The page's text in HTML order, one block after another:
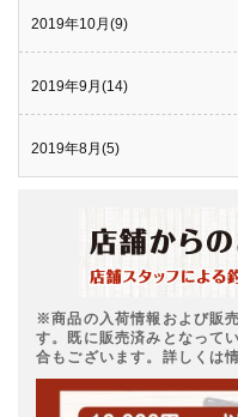
2019年10月(9)
2019年9月(14)
2019年8月(5)
※商品の入荷情報および販
す。既に販売済みとなって
合もございます。詳しくは